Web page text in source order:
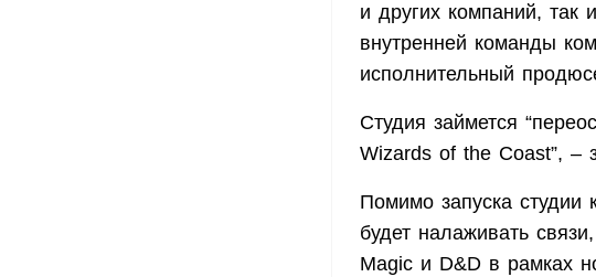
и других компаний,
внутренней команды
исполнительный
Студия займется
Wizards of the Coast”, –
Помимо запуска студии
будет налаживать
Magic и D&D в рамках